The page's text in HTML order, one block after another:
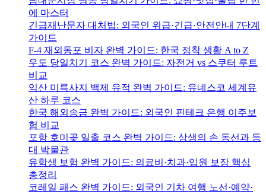
에 마스터
긴급재난문자 대처법: 외국인 위급·긴급·안전안내 7단계
가이드
F-4 재외동포 비자 완벽 가이드: 한국 정착 생활 A to Z
우도 당일치기 코스 완벽 가이드: 자전거 vs 스쿠터 루트
비교
익산 미륵사지 백제 유적 완벽 가이드: 유네스코 세계유
산 하루 코스
한국 해외송금 완벽 가이드: 외국인 핀테크 은행 이주보
험 비교
포항 호미곶 일출 코스 완벽 가이드: 상생의 손 동선과 등
대 박물관
유학생 보험 완벽 가이드: 의료비·치과·입원 보장 핵심
총정리
코레일 패스 완벽 가이드: 외국인 기차 여행 노선·예약·